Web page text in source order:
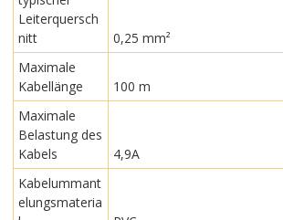
Leiterquersch
nitt
0,25 mm²
Maximale
Kabellänge
100 m
Maximale
Belastung des
Kabels
4,9A
Kabelummant
elungsmateria